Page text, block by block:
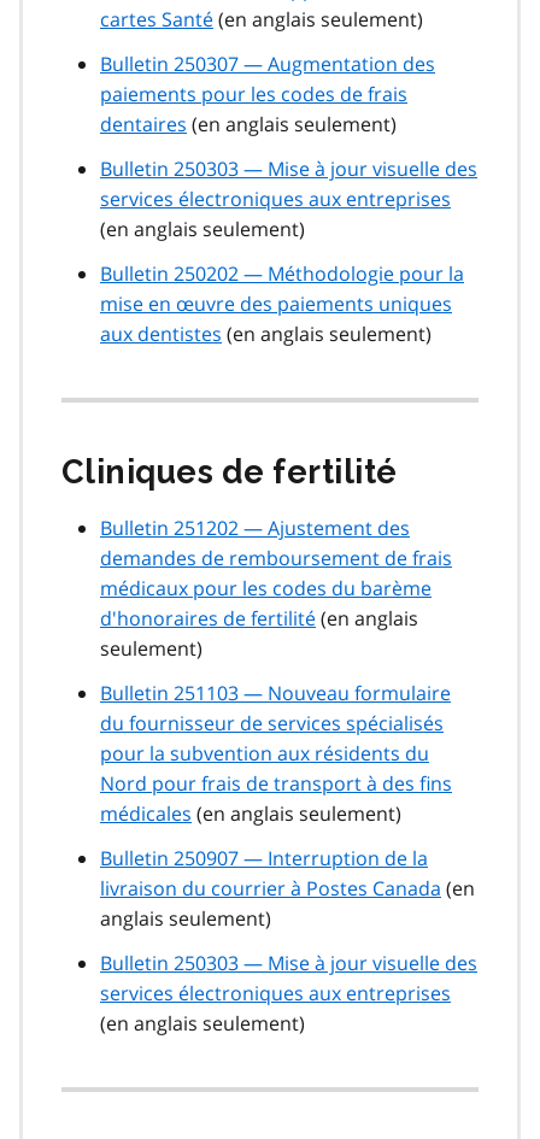
cartes Santé(en anglais seulement)
Bulletin 250307 — Augmentation des
paiements pour les codes de frais
dentaires (en anglais seulement)
Bulletin 250303 — Mise à jour visuelle des
services électroniques aux entreprises
(en anglais seulement)
Bulletin 250202 — Méthodologie pour la
mise en œuvre des paiements uniques
aux dentistes (en anglais seulement)
Cliniques de fertilité
Bulletin 251202 — Ajustement des
demandes de remboursement de frais
médicaux pour les codes du barème
d'honoraires de fertilité(en anglais
seulement)
Bulletin 251103 — Nouveau formulaire
du fournisseur de services spécialisés
pour la subvention aux résidents du
Nord pour frais de transport à des fins
médicales (en anglais seulement)
Bulletin 250907 — Interruption de la
livraison du courrier à Postes Canada (en
anglais seulement)
Bulletin 250303 — Mise à jour visuelle des
services électroniques aux entreprises
(en anglais seulement)